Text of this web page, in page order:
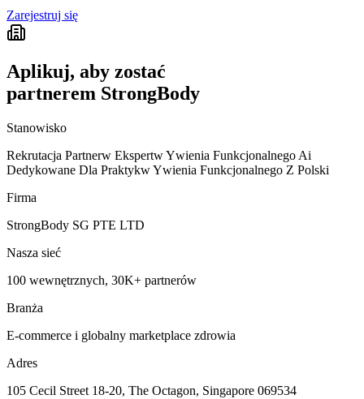
Zarejestruj się
Aplikuj, aby zostać
partnerem StrongBody
Stanowisko
Rekrutacja Partnerw Ekspertw Ywienia Funkcjonalnego Ai
Dedykowane Dla Praktykw Ywienia Funkcjonalnego Z Polski
Firma
StrongBody SG PTE LTD
Nasza sieć
100 wewnętrznych, 30K+ partnerów
Branża
E-commerce i globalny marketplace zdrowia
Adres
105 Cecil Street 18-20, The Octagon, Singapore 069534